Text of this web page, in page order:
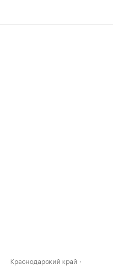
Краснодарский край